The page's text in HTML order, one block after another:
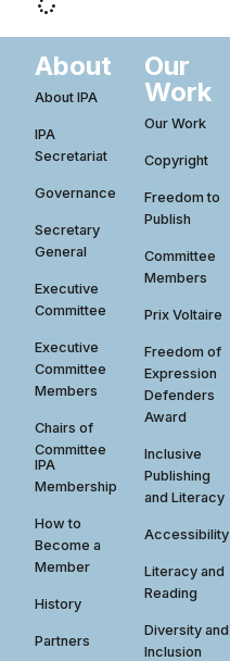
About
About IPA
IPA
Secretariat
Governance
Secretary
General
Executive
Committee
Executive
Committee
Members
Chairs of
Committee
IPA
Membership
How to
Become a
Member
History
Partners
Our
Work
Our Work
Copyright
Freedom to
Publish
Committee
Members
Prix Voltaire
Freedom of
Expression
Defenders
Award
Inclusive
Publishing
and Literacy
Accessibility
Literacy and
Reading
Diversity and
Inclusion